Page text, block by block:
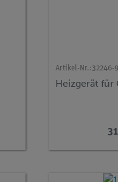
Artikel-Nr.:32246-
Heizgerät für